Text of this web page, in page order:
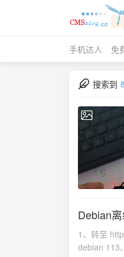
手机达人 免
搜索到
Debian
1、转至
debian 113